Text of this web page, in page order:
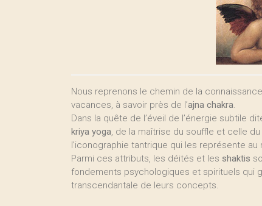
Nous reprenons le chemin de la
vacances, à savoir près de l’ajna chakra.
Dans la quête de l’éveil de l’énergie subtile
kriya yoga, de la maîtrise du souffle et celle du
l’iconographie tantrique qui les représente
Parmi ces attributs, les déités et les shaktis
fondements psychologiques et spirituels qui
transcendantale de leurs concepts.